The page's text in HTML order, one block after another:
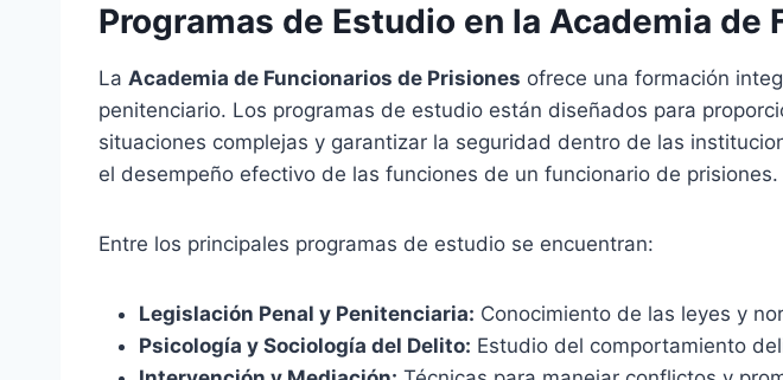
Programas de Estudio en la Academia de
La Academia de Funcionarios de Prisiones ofrece una formación
penitenciario. Los programas de estudio están diseñados para
situaciones complejas y garantizar la seguridad dentro de las
el desempeño efectivo de las funciones de un funcionario de prisiones.
Entre los principales programas de estudio se encuentran:
Legislación Penal y Penitenciaria: Conocimiento de las leyes y
Psicología y Sociología del Delito: Estudio del comportamiento